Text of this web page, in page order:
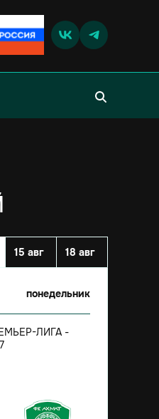
15 авг 18 авг
понедельник
ЛИГА -